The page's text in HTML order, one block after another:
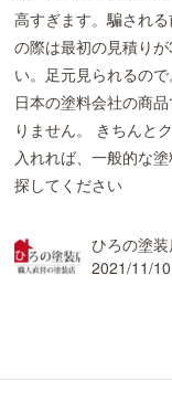
高すぎます。騙され
の際は最初の見積り
い。足元見られるの
日本の塗料会社の商
りません。 きちんと
入れれば、一般的な
探してください
ひろの塗
2021/11/